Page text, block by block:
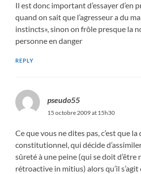
Il est donc important d’essayer d’en
quand on sait que l’agresseur a du
instincts», sinon on frôle presque la
personne en danger
REPLY
pseudo55
15 octobre 2009 at 15h30
Ce que vous ne dites pas, c’est que
constitutionnel, qui décide
sûreté à une peine (qui se doit
rétroactive in mitius) alors qu’il s’agit